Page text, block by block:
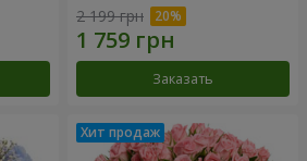
2 199 грн
Заказать